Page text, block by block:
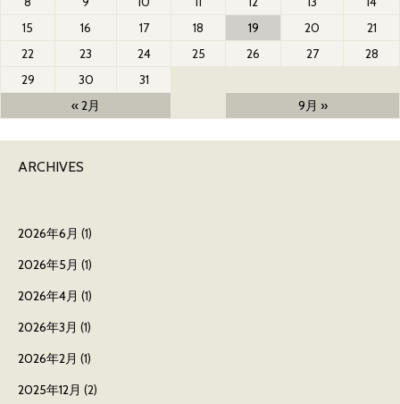
« 2月 9月 »
15
16 17 18 19 20
21
22
23 24 25 26 27
28
29
30 31
ARCHIVES
2026年6月 (1)
2026年5月 (1)
2026年4月 (1)
2026年3月 (1)
2026年2月 (1)
2025年12月 (2)